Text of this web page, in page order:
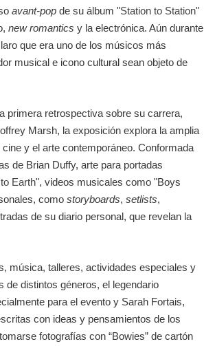
avant-pop de su álbum "Station to Station"
new romantics y la electrónica. Aún durante
que era uno de los músicos más
musical e icono cultural sean objeto de
primera retrospectiva sobre su carrera,
Marsh, la exposición explora la amplia
y el arte contemporáneo. Conformada
de Brian Duffy, arte para portadas
Earth", videos musicales como "Boys
comostoryboards,setlists,
de su diario personal, que revelan la
música, talleres, actividades especiales y
distintos géneros, el legendario
para el evento y Sarah Fortais,
con ideas y pensamientos de los
fotografías con “Bowies” de cartón